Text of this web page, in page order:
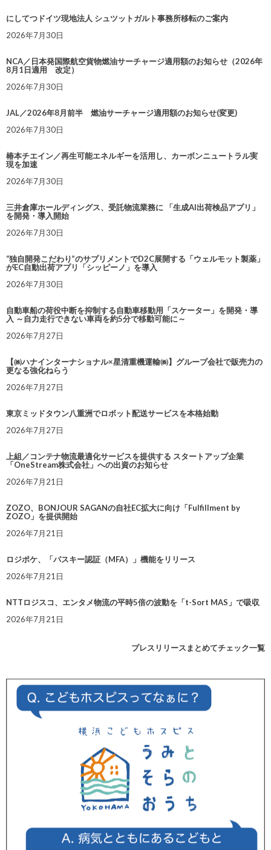
にしてつドイツ現地法人 シュツットガルト事務所移転のご案内
2026年7月30日
NCA／日本発国際航空貨物燃油サーチャージ適用額のお知らせ（2026年
8月1日適用 改定）
2026年7月30日
JAL／2026年8月前半 燃油サーチャージ適用額のお知らせ(変更)
2026年7月30日
椿本チエイン／再生可能エネルギーを活用し、カーボンニュートラル実
現を加速
2026年7月30日
三井倉庫ホールディングス、受託物流業務に 「生成AI出荷検品アプリ」
を開発・導入開始
2026年7月30日
“独自開発こだわり”のサプリメントでD2C展開する「ウェルモット製薬」
がEC自動出荷アプリ「シッピーノ」を導入
2026年7月30日
自動車船の荷役中断を抑制する自動車移動用「スケーター」を開発・導
入 ～自力走行できない車両を約5分で移動可能に～
2026年7月27日
【㈱ハナインターナショナル×星清重機運輸㈱】グループ会社で販売力の
更なる強化ねらう
2026年7月27日
東京ミッドタウン八重洲でロボット配送サービスを本格始動
2026年7月27日
上組／コンテナ物流最適化サービスを提供する スタートアップ企業
「OneStream株式会社」への出資のお知らせ
2026年7月21日
ZOZO、BONJOUR SAGANの自社EC拡大に向け「Fulfillment by
ZOZO」を提供開始
2026年7月21日
ロジポケ、「パスキー認証（MFA）」機能をリリース
2026年7月21日
NTTロジスコ、エンタメ物流の平時5倍の波動を「t-Sort MAS」で吸収
2026年7月21日
プレスリリースまとめてチェック一覧